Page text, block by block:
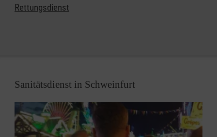
Rettungsdienst
Sanitätsdienst in Schweinfurt